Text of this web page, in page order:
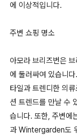
에 이상적입니다.
주변 쇼핑 명소
아모라 브리즈번은
에 둘러싸여 있습니
타일과 트렌디한 의
션 트렌드를 만날 수
습니다. 또한, 주변
과 Wintergarden도